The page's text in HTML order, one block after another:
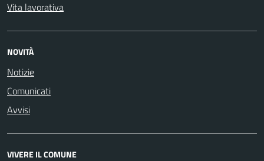
Vita lavorativa
NOVITÀ
Notizie
Comunicati
Avvisi
VIVERE IL COMUNE